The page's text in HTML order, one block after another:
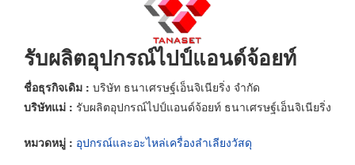
รับผลิตอุปกรณ์ไปป์แอนด์จ้อยท์
ชื่อธุรกิจเดิม : บริษัท ธนาเศรษฐ์เอ็นจิเนียริ่ง จำกัด
บริษัทแม่ : รับผลิตอุปกรณ์ไปป์แอนด์จ้อยท์ ธนาเศรษฐ์เอ็นจิเนียริ่ง
หมวดหมู่ : อุปกรณ์และอะไหล่เครื่องลำเลียงวัสดุ